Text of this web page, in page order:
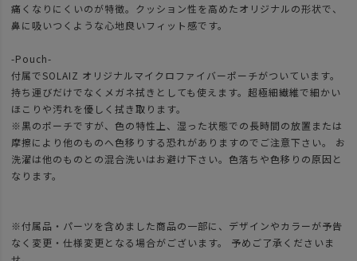
痛くなりにくいのが特徴。クッション性を高めたオリジナルの形状で、
鼻に吸いつくような心地良いフィット感です。
-Pouch-
付属でSOLAIZ オリジナルマイクロファイバーポーチがついています。
持ち運びだけでなくメガネ拭きとしても使えます。超極細繊維で細かい
ほこりや汚れを優しく拭き取ります。
※黒のポーチですが、色の特性上、湿った状態での長時間の放置または
摩擦により他のものへ色移りする恐れがありますのでご注意下さい。 お
洗濯は他のものとの混合洗いはお避け下さい。色落ちや色移りの原因と
なります。
※付属品・パーツを含めました商品の一部に、デザインやカラーが予告
なく変更・仕様変更となる場合がございます。 予めご了承くださいま